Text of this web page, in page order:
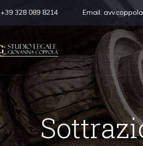
+39 328 089 8214 Email: